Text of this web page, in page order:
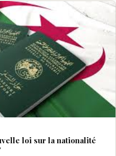
loi sur la nationalité